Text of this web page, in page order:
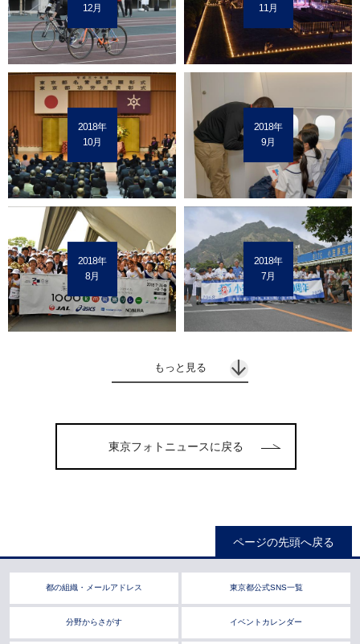
12月
11月
2018年
10月
2018年
9月
2018年
8月
2018年
7月
もっと見る
東京フォトニュースに戻る
ページの先頭へ戻る
都の組織・メールアドレス 東京都公式SNS一覧
分野からさがす イベントカレンダー